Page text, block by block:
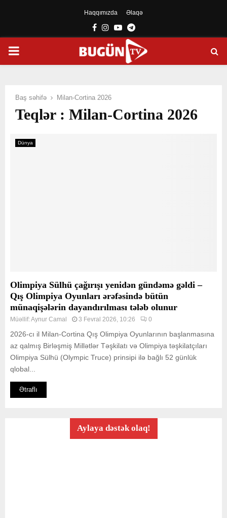
Haqqımızda Əlaqə
Facebook
Instagram
YoutubeTelegram
PRIMARY
Baş səhifə Milan-Cortina 2026
Teqlər : Milan-Cortina 2026
Dünya
Olimpiya Sülhü çağırışı yenidən gündəmə gəldi –
Qış Olimpiya Oyunları ərəfəsində bütün
münaqişələrin dayandırılması tələb olunur
Müəllif:Aynur Camal 3 Fevral 2026, 10:26 0
2026-cı il Milan-Cortina Qış Olimpiya Oyunlarının başlanmasına
az qalmış Birləşmiş Millətlər Təşkilatı və Olimpiya təşkilatçıları
Olimpiya Sülhü (Olympic Truce) prinsipi ilə bağlı 52 günlük
qlobal...
Ətraflı
Aylaya dəstək olaq!